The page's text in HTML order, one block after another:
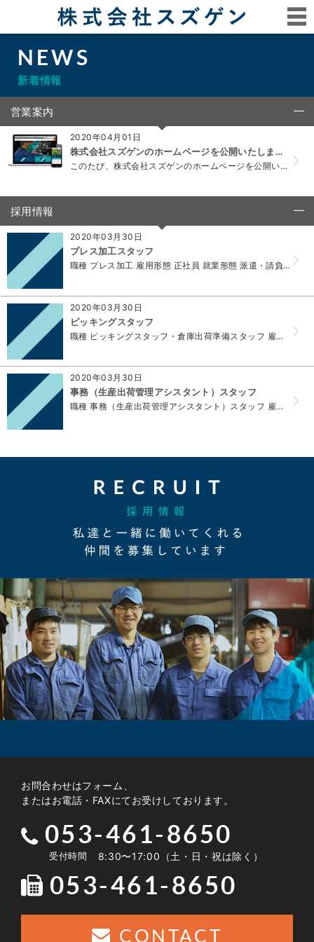
NEWS
新着情報
営業案内
2020年04月01日
株式会社スズゲンのホームページを公開いたしました。
このたび、株式会社スズゲンのホームページを公開いたしました。 スズゲンの強み・業務内容などをわかりやすく表現し、採用情報もTOPページで確認できるホーム...
採用情報
2020年03月30日
プレス加工スタッフ
職種 プレス加工 雇用形態 正社員 就業形態 派遣・請負ではない 仕事内容 ・当社では単発ラインが２ラインと、自動機プレスがあります。 プレス機械の大き...
2020年03月30日
ピッキングスタッフ
職種 ピッキングスタッフ・倉庫出荷準備スタッフ 雇用形態 正社員 就業形態 派遣・請負ではない 仕事内容 ・出荷準備…二輪、四輪、楽器部門...
2020年03月30日
事務（生産出荷管理アシスタント）スタッフ
職種 事務（生産出荷管理アシスタント）スタッフ 雇用形態 パート労働者 就業形態 派遣・請負ではない 仕事内容 生産出荷管理アシスタントとして、生産管理...
お問合わせはフォーム、
またはお電話・FAXにてお受けしております。
053-461-8650
受付時間 8:30〜17:00（土・日・祝は除く）
053-461-8650
CONTACT